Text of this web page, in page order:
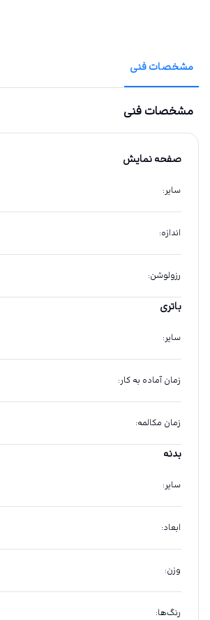
مشخصات فنی
مشخصات فنی
صفحه نمایش
سایر:
اندازه:
رزولوشن:
باتری
سایر:
زمان آماده به کار:
زمان مکالمه:
بدنه
سایر:
ابعاد:
وزن:
رنگ‌ها: